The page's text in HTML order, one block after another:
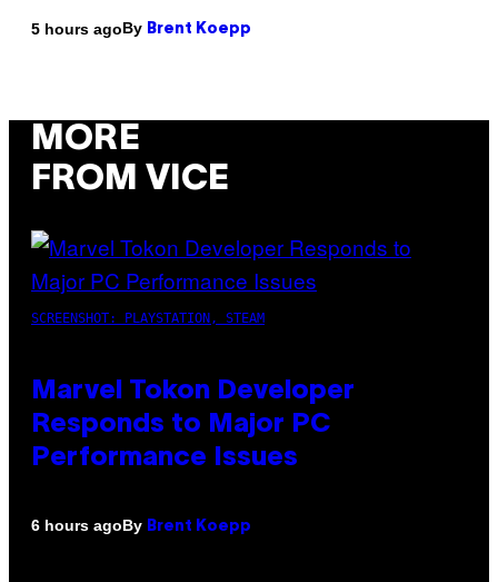
5 hours agoBy Brent Koepp
MORE
FROM VICE
SCREENSHOT: PLAYSTATION, STEAM
Marvel Tokon Developer
Responds to Major PC
Performance Issues
6 hours agoBy Brent Koepp